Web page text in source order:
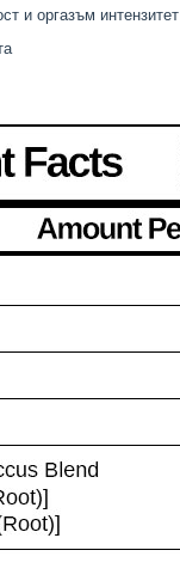
и оргазъм интензитет